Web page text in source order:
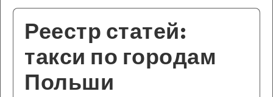
Реестр статей:
такси по городам
Польши